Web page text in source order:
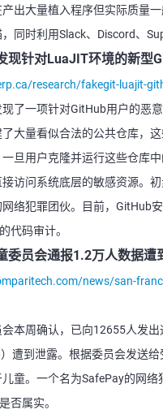
出大量植入程序但实际质量
同时利用Slack、Discord、
现针对LuaJIT环境的新型
research/fakegit-luajit-
了一项针对GitHub用户的恶
大量看似合法的公共仓库，
旦用户克隆并运行这些仓库
访问系统底层的敏感资源。
络犯罪团伙。目前，GitHub
代码审计。
委员会通报1.2万人数据遭
news/san-
会本周确认，已向12655人发
遭到泄露。根据委员会发送
童。一个名为SafePay的网
否属实。